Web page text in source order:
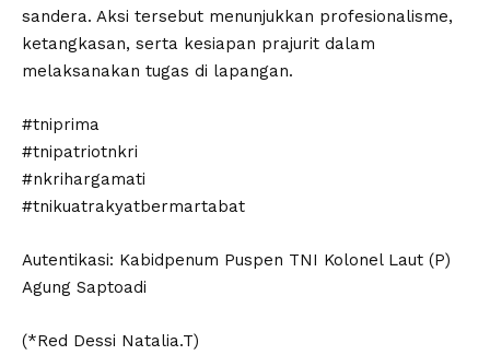
sandera. Aksi tersebut menunjukkan profesionalisme,
ketangkasan, serta kesiapan prajurit dalam
melaksanakan tugas di lapangan.
#tniprima
#tnipatriotnkri
#nkrihargamati
#tnikuatrakyatbermartabat
Autentikasi: Kabidpenum Puspen TNI Kolonel Laut (P)
Agung Saptoadi
(*Red Dessi Natalia.T)